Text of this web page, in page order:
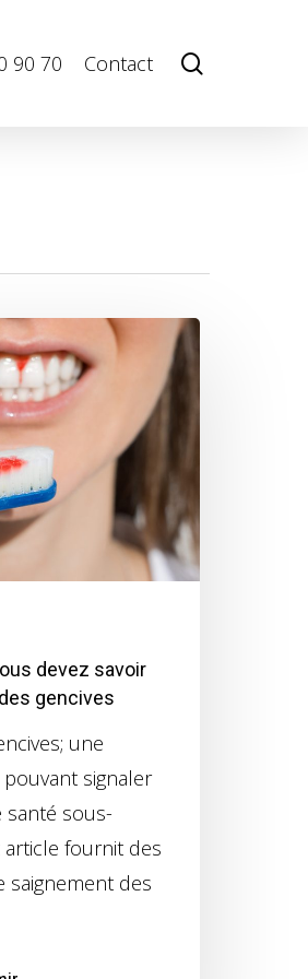
90 70 Contact
devez savoir
gencives
une
signaler
sous-
article fournit des
saignement des